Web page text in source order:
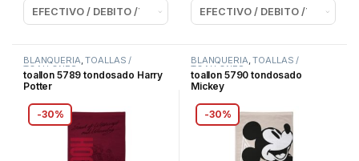
BLANQUERIA,TOALLAS /
TOALLONES
toallon 5789 tondosado Harry
Potter
-30%
BLANQUERIA,TOALLAS /
TOALLONES
toallon 5790 tondosado
Mickey
-30%